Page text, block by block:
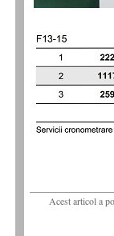
Acest articol a